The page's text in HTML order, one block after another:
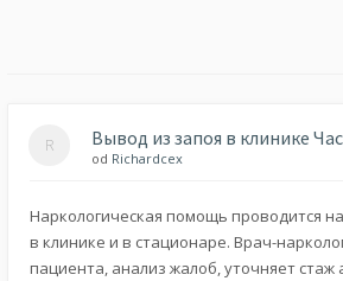
Вывод из запоя в клинике
od Richardcex
Наркологическая помощь проводится
в клинике и в стационаре. Врач-
пациента, анализ жалоб, уточняет стаж